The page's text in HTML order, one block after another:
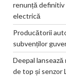
renunță definitiv
electrică
Producătorii
subvenților
Deepal
de top și senzor